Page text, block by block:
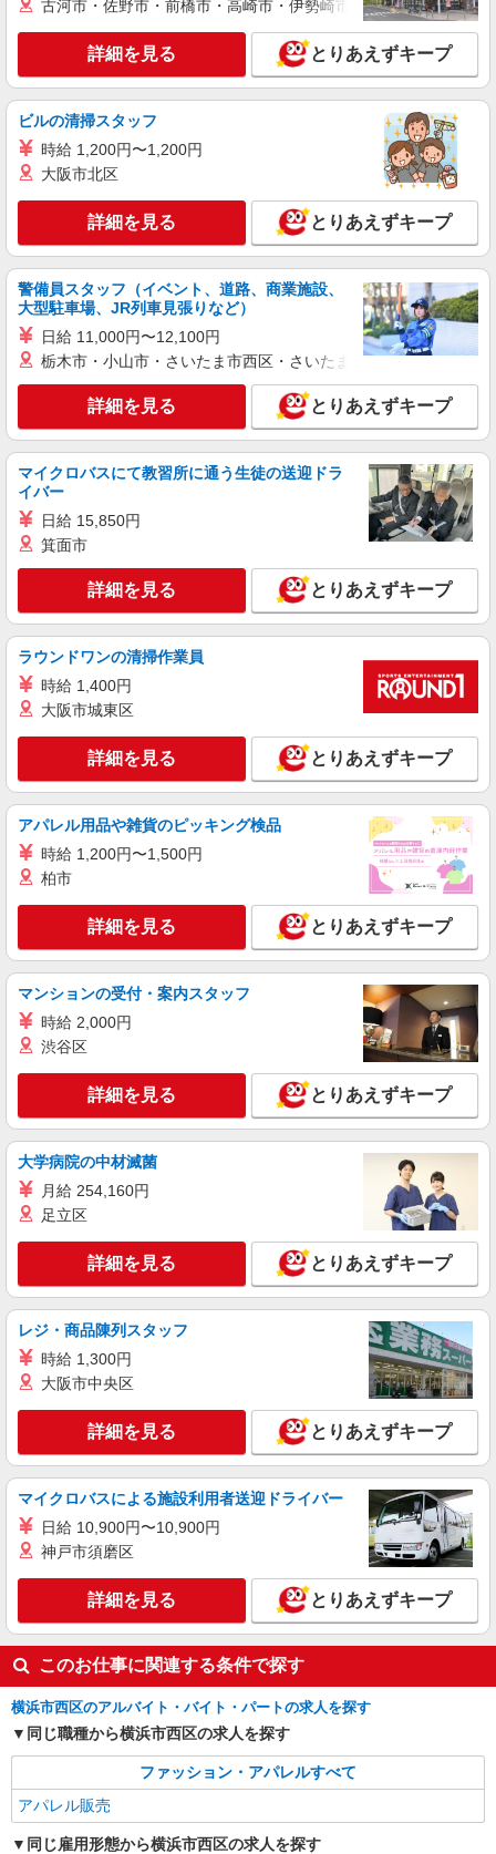
含む） ※経験・能力考慮 ※固定残業時間は1ヶ月
あたり20時間、超過時は追加で残業手当支給 ※月
3万円まで交通費支給 ※試用期間（2〜3ヶ月）も
同条件 【手当】固定残業手当／資格手当／店舗職
制手当／住宅手当（実家外かつ賃貸の場合のみ別
途支給）※試用期間明けから支給／特別手当 ※手
当の種類はエリアにより異なります。詳細は面接
時にお尋ねください。
≪横浜ジョイナス店≫ 神奈川県横浜市西区南
キープ 詳細を見る
正社員
COCO DEAL（ココディール） ジョイナス店
未経験歓迎のアパレル販売スタッフ
未経験：月給243,800円〜400,000円 経験者
（店長候補）：月給300,000円〜 ※試用期間中は
270,000円〜 ★固定残業手当：30,800円（月給に
含む） ※経験・能力考慮 ※固定残業時間は1ヶ月
あたり20時間、超過時は追加で残業手当支給 ※月
3万円まで交通費支給 ※試用期間（2〜3ヶ月）も
同条件 【手当】固定残業手当／資格手当／店舗職
制手当／住宅手当（実家外かつ賃貸の場合のみ別
途支給）※試用期間明けから支給／特別手当 ※手
時にお尋ねください。
≪ジョイナス店≫ 神奈川県横浜市西区南幸1-4
B1 ■各線「横浜駅」より徒歩2分
キープ 詳細を見る
正社員
Stola.（ストラ）横浜ジョイナス店
【店長候補募集】接客・販売・お店作り〜マネ
ジメントまでお任せします◎
未経験：月給243,800円〜400,000円 経験者
（店長候補）：月給300,000円〜 ※試用期間中は
270,000円〜 ★固定残業手当：30,800円（月給に
あたり20時間、超過時は追加で残業手当支給 ※月
同条件 【手当】固定残業手当／資格手当／店舗職
制手当／住宅手当（実家外かつ賃貸の場合のみ別
途支給）※試用期間明けから支給／特別手当 ※手
時にお尋ねください。
≪横浜ジョイナス店≫ 神奈川県横浜市西区南
キープ 詳細を見る
LILLIAN CARAT（リリアンカラット）横浜ジョイナス
≪横浜ジョイナス店≫ 〒220-0005 神奈川県横
浜市西区南幸１丁目 ５－１
キープ 詳細を見る
正社員
LILLIAN CARAT(リリアン カラット）横浜ジョイナス店
未経験歓迎のアパレル販売スタッフ
未経験：月給243,800円〜400,000円 経験者
（店長候補）：月給300,000円〜 ※試用期間中は
270,000円〜 ★固定残業手当：30,800円（月給に
含む） ※経験・能力考慮 ※固定残業時間は1ヶ月
あたり20時間、超過時は追加で残業手当支給 ※月
3万円まで交通費支給 ※試用期間（2〜3ヶ月）も
途支給）※試用期間明けから支給／特別手当 ※手
当の種類はエリアにより異なります。詳細は面接
時にお尋ねください。
≪ジョイナス店≫ 神奈川県横浜市西区南幸1-4
B1 ■各線「横浜駅」より徒歩2分
詳細を見る
パート
DESERTSNOW
販売員
［アルバイト・パート］時給1,230円〜
三丁目5番1号 マークイズみなとみらい
キープ 詳細を見る
AMERICAN HOLIC
［アルバイト・パート］時給1,300円〜 (スキ
ルに応じて手当あり) 交通費支給有
〒220-0012 神奈川県横浜市西区みなとみらい
三丁目5番1号 マークイズみなとみらい
キープ 詳細を見る
アルバイト パート
コンジェ ペイエ アデュー トリステス／フラボア
販売スタッフ
［アルバイト］時給1,225円〜 ※経験者は優遇
します ※試用期間（1ヶ月間）：時給1,225円
神奈川県横浜市西区南幸1-5-1 ジョイナス
キープ
古河市・佐野市・前橋市・高崎市・伊勢崎市・太田市・館林市
詳細を見る とりあえずキープ
ビルの清掃スタッフ
時給 1,200円〜1,200円
大阪市北区
詳細を見る とりあえずキープ
警備員スタッフ（イベント、道路、商業施設、
大型駐車場、JR列車見張りなど）
日給 11,000円〜12,100円
栃木市・小山市・さいたま市西区・さいたま市岩槻区・久喜市・
詳細を見る とりあえずキープ
マイクロバスにて教習所に通う生徒の送迎ドラ
イバー
日給 15,850円
箕面市
詳細を見る とりあえずキープ
ラウンドワンの清掃作業員
時給 1,400円
大阪市城東区
詳細を見る とりあえずキープ
アパレル用品や雑貨のピッキング検品
時給 1,200円〜1,500円
柏市
詳細を見る とりあえずキープ
マンションの受付・案内スタッフ
時給 2,000円
渋谷区
詳細を見る とりあえずキープ
大学病院の中材滅菌
月給 254,160円
足立区
詳細を見る とりあえずキープ
レジ・商品陳列スタッフ
時給 1,300円
大阪市中央区
詳細を見る とりあえずキープ
マイクロバスによる施設利用者送迎ドライバー
日給 10,900円〜10,900円
神戸市須磨区
詳細を見る とりあえずキープ
このお仕事に関連する条件で探す
横浜市西区のアルバイト・バイト・パートの求人を探す
同じ職種から横浜市西区の求人を探す
ファッション・アパレルすべて
アパレル販売
同じ雇用形態から横浜市西区の求人を探す